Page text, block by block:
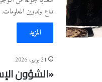
داع وتدوين
المزيد
21 يونيو، 2026
«الشؤون